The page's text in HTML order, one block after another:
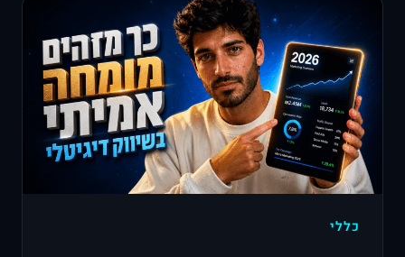
כללי